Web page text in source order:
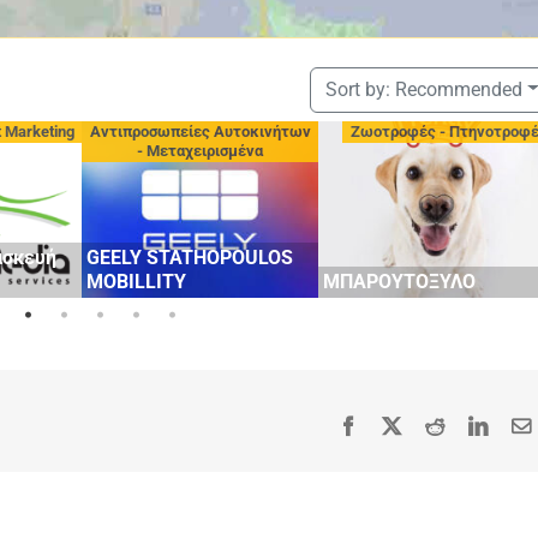
Sort by: Recommended
Marketing
Αντιπροσωπείες Αυτοκινήτων
- Μεταχειρισμένα
GEELY STATHOPOULOS
MOBILLITY
Ζωοτροφές -
ΜΠΑΡΟΥΤΟΞΥΛΟ
Facebook Reddit